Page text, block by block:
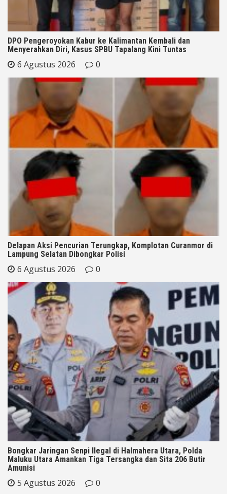
DPO Pengeroyokan Kabur ke Kalimantan Kembali dan
Menyerahkan Diri, Kasus SPBU Tapalang Kini Tuntas
6 Agustus 2026 0
Delapan Aksi Pencurian Terungkap, Komplotan Curanmor di
Lampung Selatan Dibongkar Polisi
6 Agustus 2026 0
Bongkar Jaringan Senpi Ilegal di Halmahera Utara, Polda
Maluku Utara Amankan Tiga Tersangka dan Sita 206 Butir
Amunisi
5 Agustus 2026 0